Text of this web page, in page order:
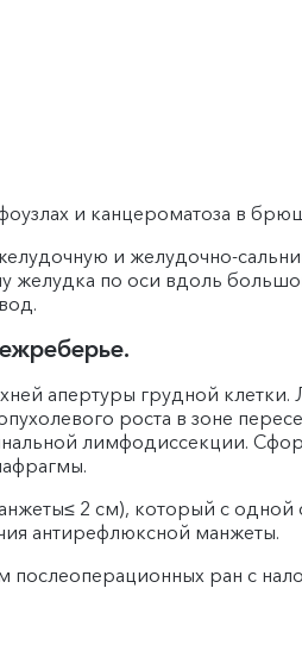
и канцероматоза в
и желудочно-
желудка по оси вдоль
апертуры грудной клетки.
роста в зоне
лимфодиссекции.
2 см), который с одной
антирефлюксной манжеты.
послеоперационных ран с